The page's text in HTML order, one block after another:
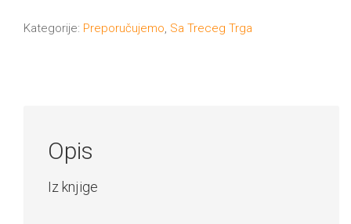
Kategorije: Preporučujemo, Sa Treceg Trga
Opis
Iz knjige